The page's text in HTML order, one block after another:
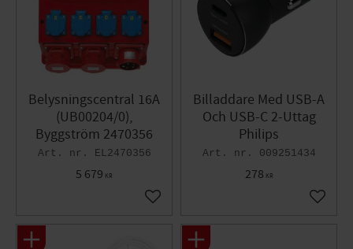
Belysningscentral 16A
(UB00204/0),
Byggström 2470356
EL2470356
5 679 KR
Lägg till i favoriter
Billaddare Med USB-A
Och USB-C 2-Uttag
Philips
009251434
278 KR
Lägg